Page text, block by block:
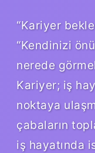
“Kariyer
“Kendinizi
nerede
Kariyer; iş
noktaya
çabaların
iş hayatında